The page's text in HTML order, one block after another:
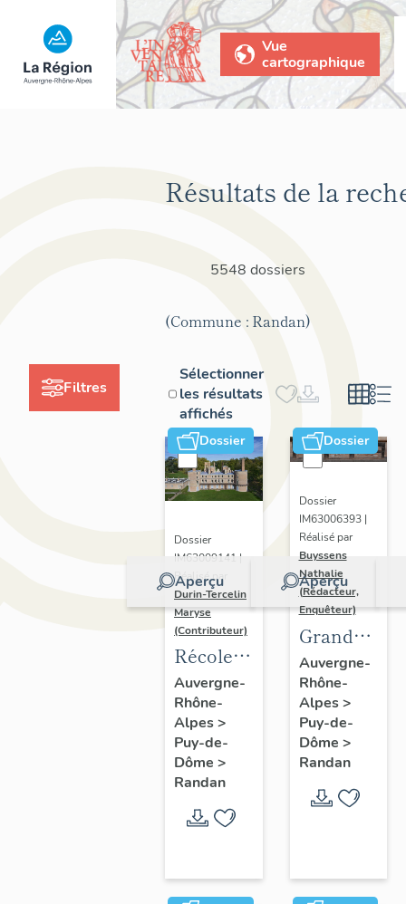
Vue
cartographique
Filtres
Résultats de la
5548 dossiers
(Commune : Randan)
Sélectionner
les résultats
affichés
Dossier
Aperçu
Dossier
IM63009141 |
Réalisé par
Durin-Tercelin
Maryse
(Contributeur)
Récolement-
inventaire
du fonds
mobilier
du
domaine
royal de
Randan
Auvergne-
Rhône-
Alpes>
Puy-de-
Dôme >
Randan
Dossier
Aperçu
Dossier
IM63006393 |
Réalisé par
Buyssens
Nathalie
(Rédacteur,
Enquêteur)
Grand
potager
Auvergne-
Rhône-
Alpes>
Puy-de-
Dôme >
Randan